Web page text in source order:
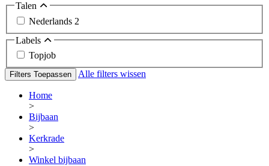
Talen
Nederlands 2
Labels
Topjob
Filters Toepassen Alle filters wissen
Home
>
Bijbaan
>
Kerkrade
>
Winkel bijbaan